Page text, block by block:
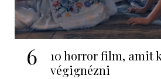
6
10 horror film, amit
végignézni